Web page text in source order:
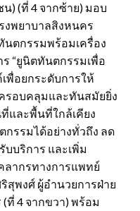
) (ที่ 4 จากซ้าย) มอบ
งพยาบาลสิงหนคร
นตกรรมพร้อมเครื่อง
“ยูนิตทันตกรรมเพื่อ
พื่อยกระดับการให้
รอบคลุมและทันสมัยยิ่ง
และพื้นที่ใกล้เคียง
กรรมได้อย่างทั่วถึง ลด
บบริการ และเพิ่ม
ากรทางการแพทย์
พงศ์ ผู้อำนวยการฝ่าย
ที่ 4 จากขวา) พร้อม